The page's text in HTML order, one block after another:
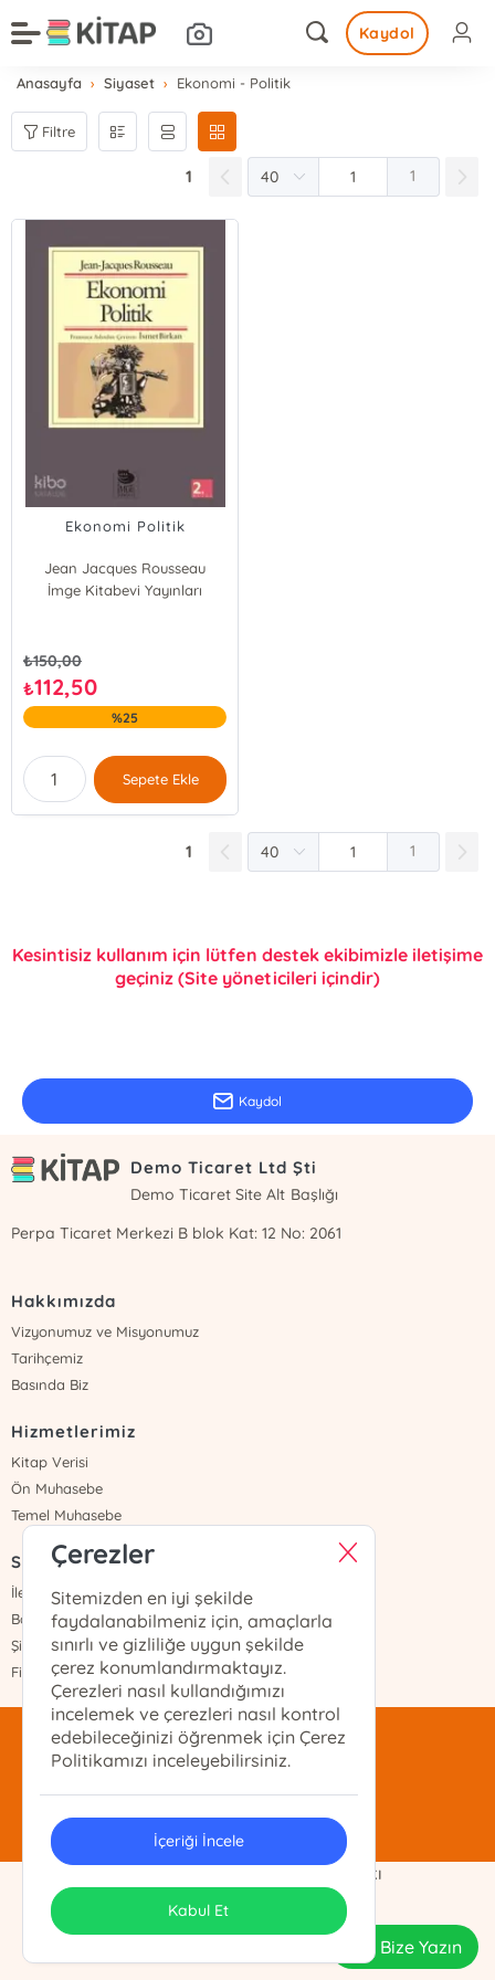
Kaydol
Anasayfa Siyaset Ekonomi - Politik
Filtre
1 1
Ekonomi Politik
Jean Jacques Rousseau
İmge Kitabevi Yayınları
₺150,00
₺112,50
%25
Sepete Ekle
1 1
Kesintisiz kullanım için lütfen destek ekibimizle iletişime
geçiniz (Site yöneticileri içindir)
Kaydol
Demo Ticaret Ltd Şti
Demo Ticaret Site Alt Başlığı
Perpa Ticaret Merkezi B blok Kat: 12 No: 2061
Hakkımızda
Vizyonumuz ve Misyonumuz
Tarihçemiz
Basında Biz
Hizmetlerimiz
Kitap Verisi
Ön Muhasebe
Temel Muhasebe
Sayfalar
İletişim
Banka Hesapları
Şifremi Unuttum
Fiyat Listesi
mentis@mentis.com.tr
(212)-210-74-74
Demo Ticaret Ltd. Şti. Telif Hakkı
Tasarım & Uygulama
Bize Yazın
Çerezler
Sitemizden en iyi şekilde
faydalanabilmeniz için, amaçlarla
sınırlı ve gizliliğe uygun şekilde
çerez konumlandırmaktayız.
Çerezleri nasıl kullandığımızı
incelemek ve çerezleri nasıl kontrol
edebileceğinizi öğrenmek için Çerez
Politikamızı inceleyebilirsiniz.
İçeriği İncele
Kabul Et